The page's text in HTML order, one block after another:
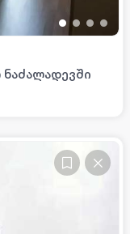
• • • •
ნაძალადევში